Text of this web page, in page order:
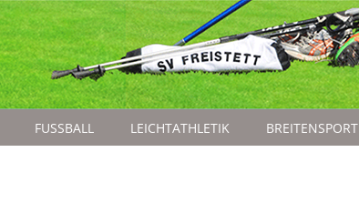
FUSSBALL LEICHTATHLETIK BREITENSPORT